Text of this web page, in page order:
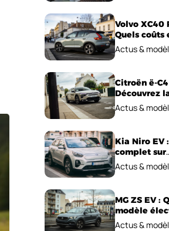
Volvo XC40
Quels coûts
électriques
Actus &
Citroën ë-
Découvrez
électrique
Actus &
Kia Niro EV
complet sur
l’autonomie
Actus &
MG ZS EV :
modèle
choisir pour
Actus &